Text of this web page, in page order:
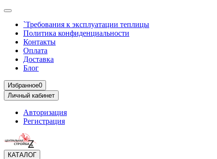
`Требования к эксплуатации теплицы
Политика конфиденциальности
Контакты
Оплата
Доставка
Блог
Избранное0
Личный кабинет
Авторизация
Регистрация
КАТАЛОГ